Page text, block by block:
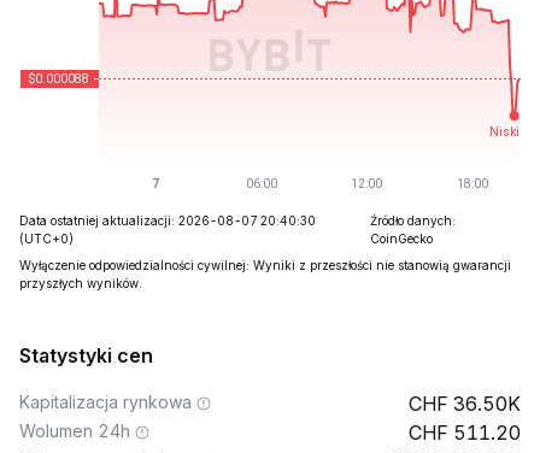
Data ostatniej aktualizacji: 2026-08-07 20:40:30
(UTC+0)
Źródło danych:
CoinGecko
Wyłączenie odpowiedzialności cywilnej: Wyniki z przeszłości nie stanowią gwarancji
przyszłych wyników.
Statystyki cen
Kapitalizacja rynkowa 36.50K
Wolumen 24h 511.20